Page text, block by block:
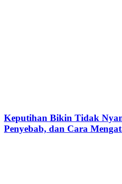
Keputihan Bikin Tidak
Penyebab, dan Cara